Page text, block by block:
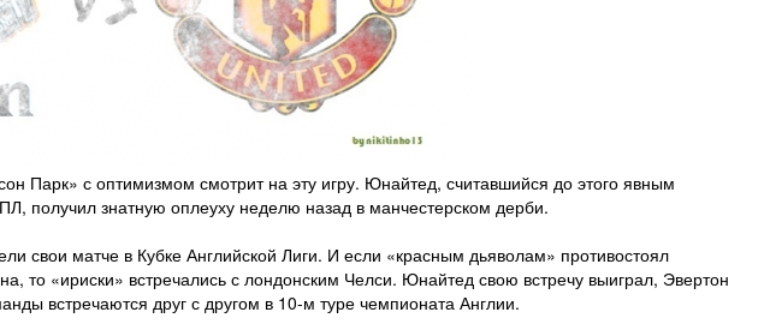
Парк» с оптимизмом смотрит на эту игру. Юнайтед, считавшийся до этого явным
получил знатную оплеуху неделю назад в манчестерском дерби.
свои матче в Кубке Английской Лиги. И если «красным дьяволам» противостоял
то «ириски» встречались с лондонским Челси. Юнайтед свою встречу выиграл, Эвертон
встречаются друг с другом в 10-м туре чемпионата Англии.